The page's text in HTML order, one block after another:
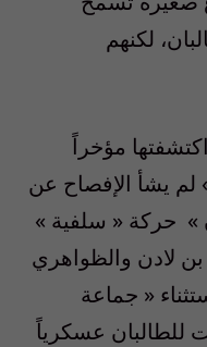
لكنهم
مؤخراً
لم يشأ الإفصاح عن
» حركة « سلفية »
لادن والظواهري
« جماعة
للطالبان عسكرياً